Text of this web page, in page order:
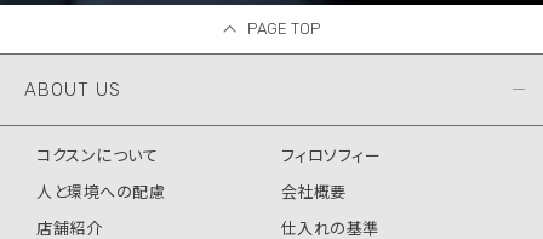
PAGE TOP
ABOUT US
コクスンについて
フィロソフィー
人と環境への配慮
会社概要
店舗紹介
仕入れの基準